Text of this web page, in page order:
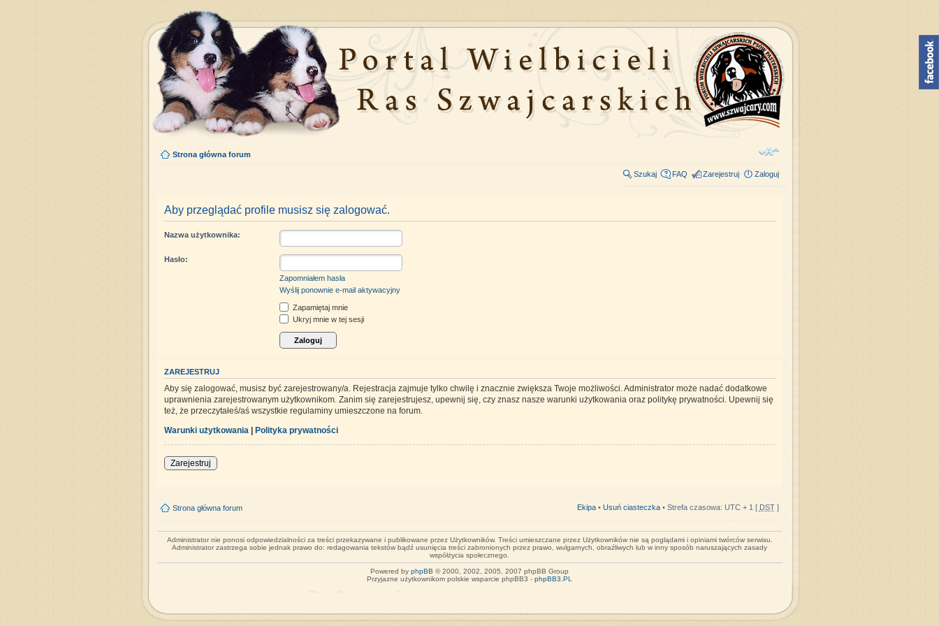
Strona główna forum
Szukaj FAQ Zarejestruj Zaloguj
Aby przeglądać profile musisz się zalogować.
Nazwa użytkownika:
Hasło:
Zapomniałem hasła
Wyślij ponownie e-mail aktywacyjny
Zapamiętaj mnie
Ukryj mnie w tej sesji
ZAREJESTRUJ
Aby się zalogować, musisz być zarejestrowany/a. Rejestracja zajmuje tylko chwilę i znacznie zwiększa Twoje możliwości. Administrator może nadać dodatkowe
uprawnienia zarejestrowanym użytkownikom. Zanim się zarejestrujesz, upewnij się, czy znasz nasze warunki użytkowania oraz politykę prywatności. Upewnij się
też, że przeczytałeś/aś wszystkie regulaminy umieszczone na forum.
Warunki użytkowania | Polityka prywatności
Zarejestruj
Strona główna forum Ekipa• Usuń ciasteczka• Strefa czasowa: UTC + 1 [ DST]
Administrator nie ponosi odpowiedzialności za treści przekazywane i publikowane przez Użytkowników. Treści umieszczane przez Użytkowników nie są poglądami i opiniami twórców serwisu.
Administrator zastrzega sobie jednak prawo do: redagowania tekstów bądź usunięcia treści zabronionych przez prawo, wulgarnych, obraźliwych lub w inny sposób naruszających zasady
współżycia społecznego.
Powered by phpBB © 2000, 2002, 2005, 2007 phpBB Group
Przyjazne użytkownikom polskie wsparcie phpBB3 - phpBB3.PL